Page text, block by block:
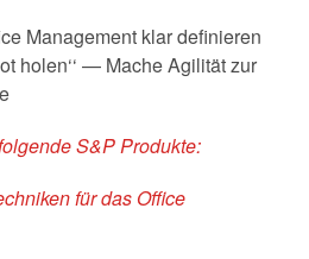
Management klar definieren
holen‘‘ — Mache Agilität zur
S&P Produkte:
für das Office